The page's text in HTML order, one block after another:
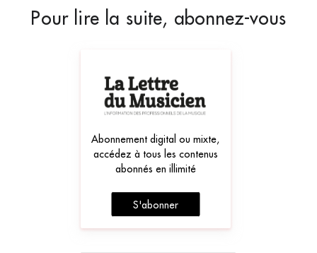
Pour lire la suite, abonnez-vous
Abonnement digital ou mixte,
accédez à tous les contenus
abonnés en illimité
S'abonner